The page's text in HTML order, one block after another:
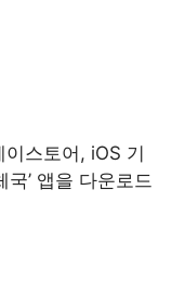
스토어, iOS 기
국’ 앱을 다운로드